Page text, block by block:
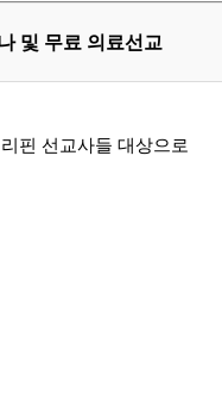
및 무료 의료선교
핀 선교사들 대상으로